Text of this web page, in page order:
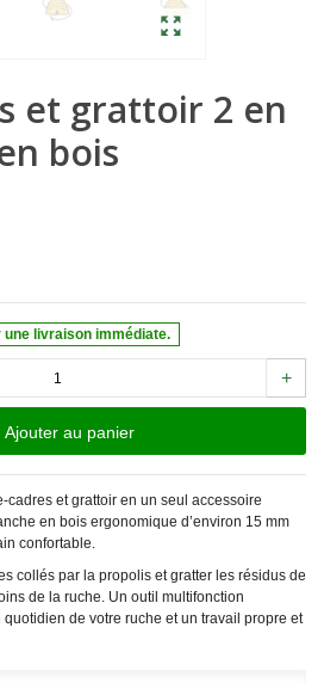
et grattoir 2 en
bois
livraison immédiate.
+
Ajouter au panier
et grattoir en un seul accessoire
en bois ergonomique d’environ 15 mm
confortable.
collés par la propolis et gratter les résidus de
de la ruche. Un outil multifonction
de votre ruche et un travail propre et